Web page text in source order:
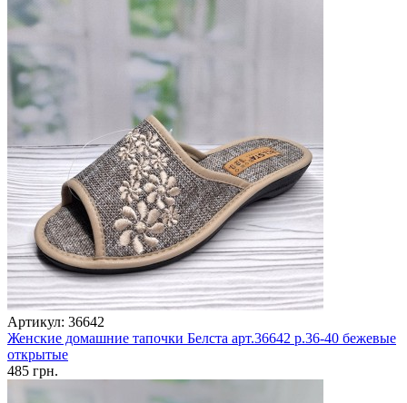
Артикул: 36642
Женские домашние тапочки Белста арт.36642 р.36-40 бежевые
открытые
485 грн.